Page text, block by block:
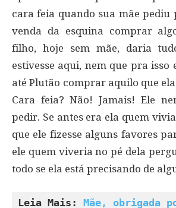
cara feia quando sua mãe pediu
venda da esquina comprar
filho, hoje sem mãe, daria
estivesse aqui, nem que pra isso
até Plutão comprar aquilo que
Cara feia? Não! Jamais! Ele
pedir. Se antes era ela quem
que ele fizesse alguns favores
ele quem viveria no pé dela
todo se ela está precisando de
Leia Mais: Mãe, obrigada